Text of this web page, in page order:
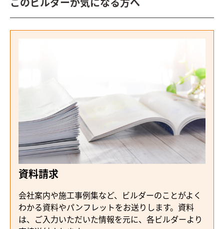
このビルダーが気になる方へ
資料請求
会社案内や施工事例集など、ビルダーのことがよく
わかる資料やパンフレットをお送りします。資料
は、ご入力いただいた情報を元に、各ビルダーより